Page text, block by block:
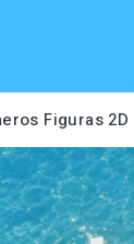
Figuras 2D